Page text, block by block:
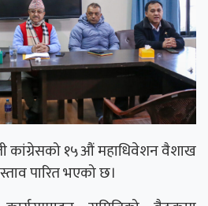
कांग्रेसको १५औं महाधिवेशन वैशाख
पारित भएको छ।